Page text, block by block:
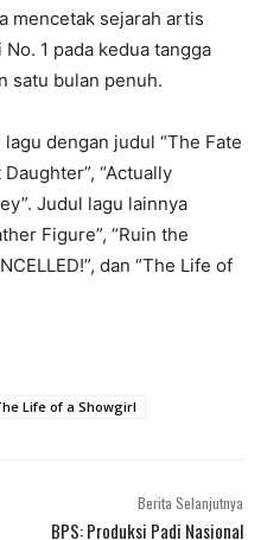
mencetak sejarah artis
1 pada kedua tangga
satu bulan penuh.
dengan judul “The Fate
Daughter”, “Actually
Judul lagu lainnya
Figure”, “Ruin the
dan “The Life of
Life of a Showgirl
Berita Selanjutnya
BPS: Produksi Padi Nasional